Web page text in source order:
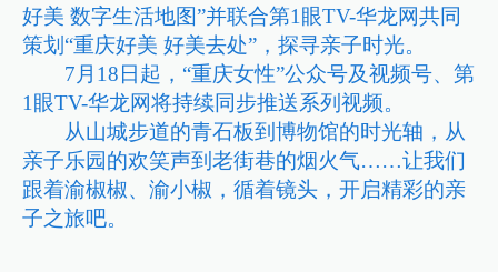
好美 数字生活地图”并联合第1眼TV-华龙网共同
策划“重庆好美 好美去处”，探寻亲子时光。
7月18日起，“重庆女性”公众号及视频号、第
1眼TV-华龙网将持续同步推送系列视频。
从山城步道的青石板到博物馆的时光轴，从
亲子乐园的欢笑声到老街巷的烟火气……让我们
跟着渝椒椒、渝小椒，循着镜头，开启精彩的亲
子之旅吧。